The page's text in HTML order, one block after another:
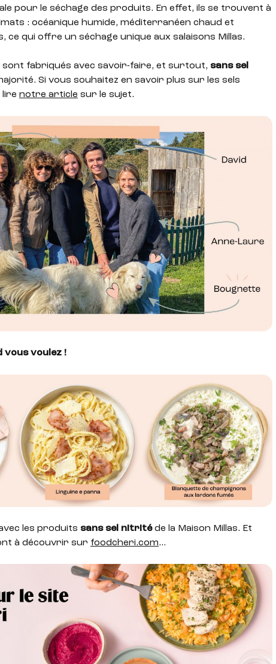
pour le séchage des produits. En effet, ils se trouvent à
: océanique humide, méditerranéen chaud et
qui offre un séchage unique aux salaisons Millas.
sont fabriqués avec savoir-faire, et surtout, sans sel
Si vous souhaitez en savoir plus sur les sels
lire notre article sur le sujet.
vous voulez !
les produits sans sel nitritéde la Maison Millas. Et
à découvrir sur foodcheri.com…